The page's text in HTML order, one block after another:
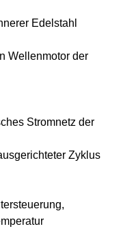
Edelstahl
Wellenmotor der
Stromnetz der
Zyklus